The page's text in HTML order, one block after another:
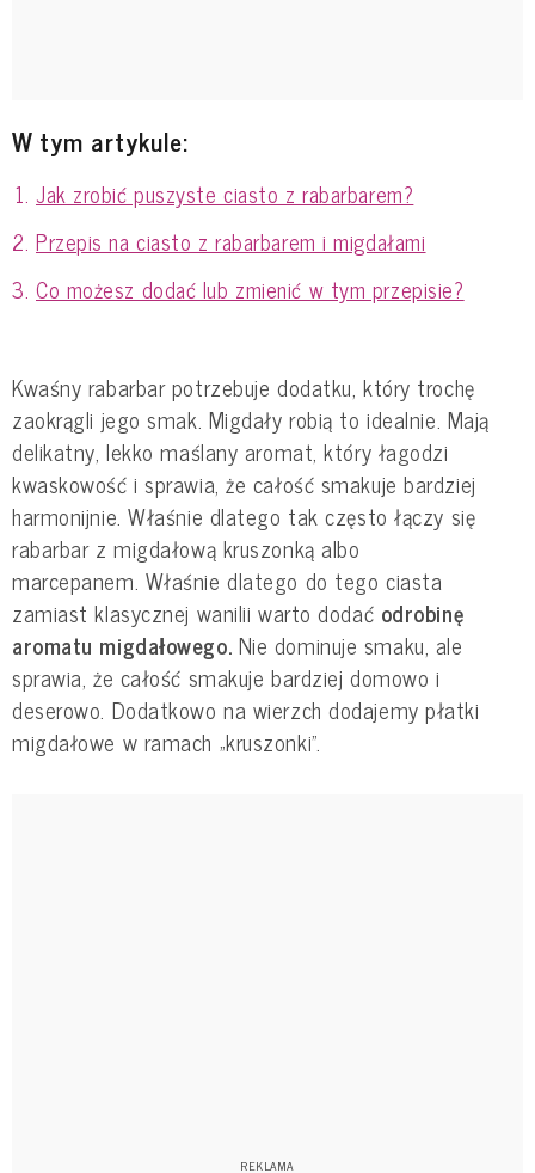
W tym artykule:
Jak zrobić puszyste ciasto z rabarbarem?
Przepis na ciasto z rabarbarem i migdałami
Co możesz dodać lub zmienić w tym przepisie?
Kwaśny rabarbar potrzebuje dodatku, który trochę
zaokrągli jego smak. Migdały robią to idealnie. Mają
delikatny, lekko maślany aromat, który łagodzi
kwaskowość i sprawia, że całość smakuje bardziej
harmonijnie. Właśnie dlatego tak często łączy się
rabarbar z migdałową kruszonką albo
marcepanem. Właśnie dlatego do tego ciasta
zamiast klasycznej wanilii warto dodać odrobinę
aromatu migdałowego. Nie dominuje smaku, ale
sprawia, że całość smakuje bardziej domowo i
deserowo. Dodatkowo na wierzch dodajemy płatki
migdałowe w ramach „kruszonki”.